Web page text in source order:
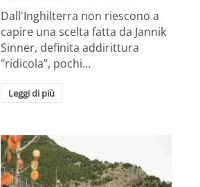
Dall'Inghilterra non riescono a
capire una scelta fatta da Jannik
Sinner, definita addirittura
"ridicola", pochi…
Leggi di più